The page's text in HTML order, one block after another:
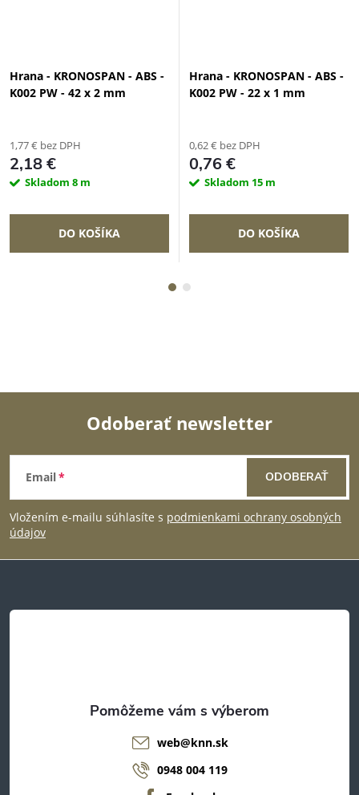
Hrana - KRONOSPAN - ABS -
K002 PW - 42 x 2 mm
1,77 € bez DPH
2,18 €
Skladom 8 m
DO KOŠÍKA
Hrana - KRONOSPAN - ABS -
K002 PW - 22 x 1 mm
0,62 € bez DPH
0,76 €
Skladom 15 m
DO KOŠÍKA
Z
á
p
t
Odoberať newsletter
Email
Vložením e-mailu súhlasíte s podmienkami ochrany osobných
údajov
ODOBERAŤ
web@knn.sk
0948 004 119